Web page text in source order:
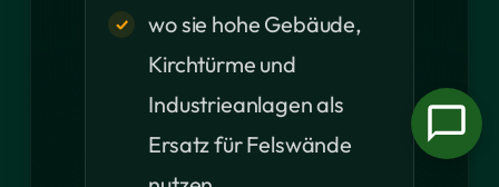
wo sie hohe Gebäude,
Kirchtürme und
Industrieanlagen als
Ersatz für Felswände